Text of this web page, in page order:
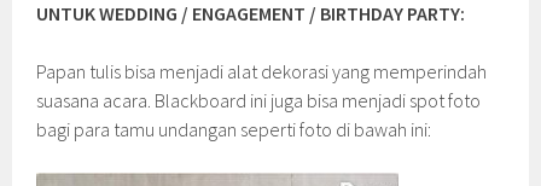
UNTUK WEDDING / ENGAGEMENT / BIRTHDAY PARTY:
Papan tulis bisa menjadi alat dekorasi yang memperindah
suasana acara. Blackboard ini juga bisa menjadi spot foto
bagi para tamu undangan seperti foto di bawah ini: